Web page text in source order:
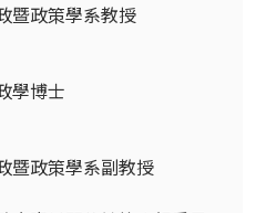
暨政策學系教授
學博士
暨政策學系副教授